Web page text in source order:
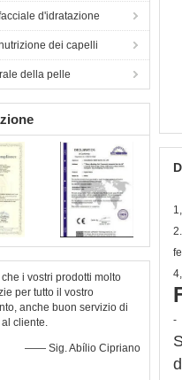
d'idratazione
dei capelli
della pelle
i vostri prodotti molto
per tutto il vostro
anche buon servizio di
cliente.
—— Sig. Abílio Cipriano
-